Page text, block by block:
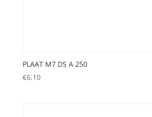
PLAAT M7 DS A 250
€6,10